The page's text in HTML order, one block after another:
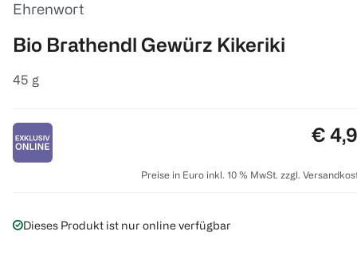
Ehrenwort
Bio Brathendl Gewürz Kikeriki
45 g
€
Preise in Euro inkl. 10 % MwSt. zzgl.
Dieses Produkt ist nur online verfügbar